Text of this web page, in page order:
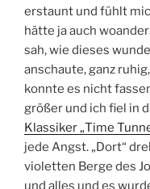
erstaunt und fühlt
hätte ja auch
sah, wie dieses
anschaute, ganz
konnte es nicht
größer und ich fiel in
Klassiker „Time
jede Angst. „Dort“
violetten Berge des
und alles und es